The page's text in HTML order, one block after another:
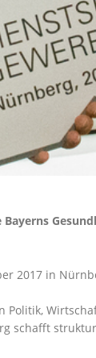
2017 in
schafft